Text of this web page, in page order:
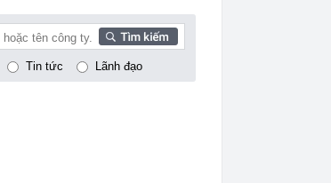
Tin tức Lãnh đạo